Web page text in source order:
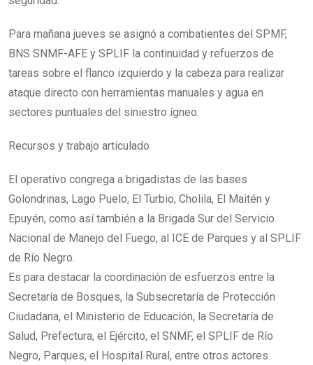
Para mañana jueves se asignó a combatientes del SPMF,
BNS SNMF-AFE y SPLIF la continuidad y refuerzos de
tareas sobre el flanco izquierdo y la cabeza para realizar
ataque directo con herramientas manuales y agua en
sectores puntuales del siniestro ígneo.
Recursos y trabajo articulado
El operativo congrega a brigadistas de las bases
Golondrinas, Lago Puelo, El Turbio, Cholila, El Maitén y
Epuyén, como así también a la Brigada Sur del Servicio
Nacional de Manejo del Fuego, al ICE de Parques y al SPLIF
de Río Negro.
Es para destacar la coordinación de esfuerzos entre la
Secretaría de Bosques, la Subsecretaría de Protección
Ciudadana, el Ministerio de Educación, la Secretaría de
Salud, Prefectura, el Ejército, el SNMF, el SPLIF de Río
Negro, Parques, el Hospital Rural, entre otros actores.